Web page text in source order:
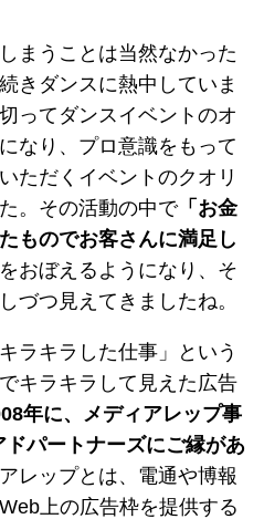
まうことは当然なかった
きダンスに熱中していま
ってダンスイベントのオ
なり、プロ意識をもって
ただくイベントのクオリ
。その活動の中で「お金
ものでお客さんに満足し
をおぼえるようになり、そ
づつ見えてきましたね。
ラキラした仕事」という
キラキラして見えた広告
年に、メディアレップ事
パートナーズにご縁があ
レップとは、電通や博報
上の広告枠を提供する